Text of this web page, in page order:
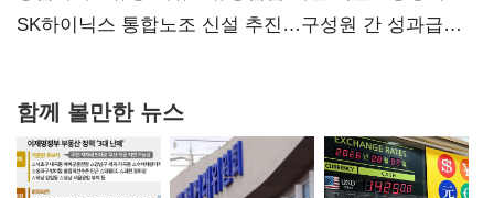
과징금 4억6200만원 부과
SK하이닉스 통합노조 신설 추진…구성원 간 성과급
함께 볼만한 뉴스